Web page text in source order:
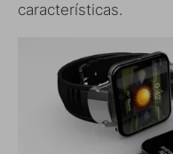
características.